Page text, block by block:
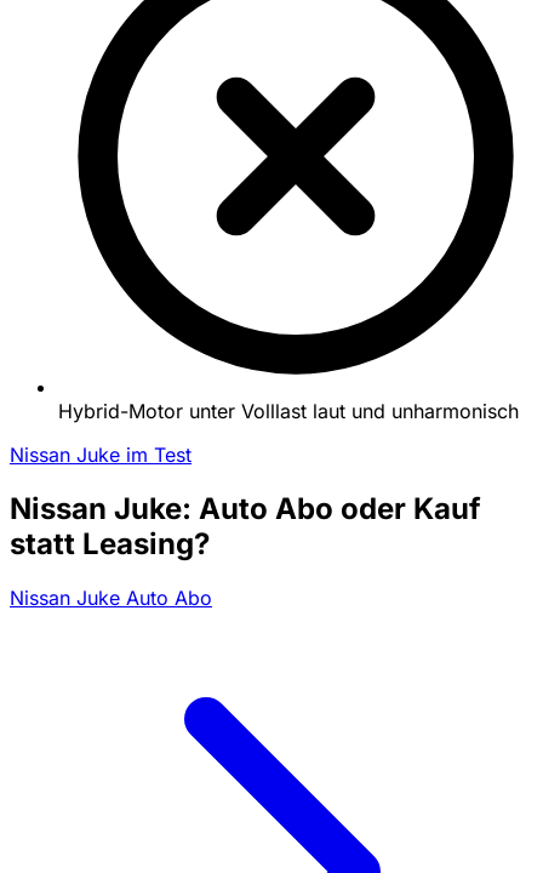
Hybrid-Motor unter Volllast laut und unharmonisch
Nissan Juke im Test
Nissan Juke: Auto Abo oder Kauf
statt Leasing?
Nissan Juke Auto Abo